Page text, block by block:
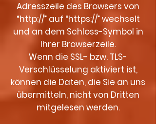
Adresszeile des Browsers von
“http://” auf “https://” wechselt
und an dem Schloss-Symbol in
Ihrer Browserzeile.
Wenn die SSL- bzw. TLS-
Verschlüsselung aktiviert ist,
können die Daten, die Sie an uns
übermitteln, nicht von Dritten
mitgelesen werden.